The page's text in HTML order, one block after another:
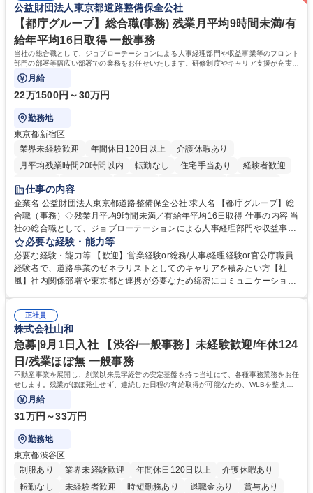
公益財団法人東京都道路整備保全公社
【都庁グループ】総合職(事務) 残業月平均9時間未満/有
給年平均16日取得 一般事務
当社の総合職として、ジョブローテーションによる人事経理部門や収益事業等のフロント
部門の部署等幅広い部署での業務をお任せいたします。研修制度やキャリア支援が充実し
ております！ ※下記業務詳細
月給
22万1500円～30万円
勤務地
東京都新宿区
業界未経験歓迎
年間休日120日以上
介護休暇あり
月平均残業時間20時間以内
転勤なし 住宅手当あり
経験者歓迎
研修あり
退職金あり
駅近5分以内
資格取得手当あり 食事補助あり
仕事の内容
企業名 公益財団法人東京都道路整備保全公社 求人名 【都庁グループ】総
合職（事務）◇残業月平均9時間未満／有給年平均16日取得 仕事の内容 当
社の総合職として、ジョブローテーションによる人事経理部門や収益事業
等のフロント部門の部署等幅広い部署での業務をお任せいたします。研修
制度やキャリア支援が充実しております！ ※下記業務詳細 【業務詳細】■
管理部門：広報、人事、経理など当公社の運営に係る管理業務 ■収益部
門：駐車場の新規開拓、管理運営、新宿駅西口広場の「イベントコーナ
道路施設や道路工事現場の見学ツアー事業 ※入社後は上記いずれかの部門
へ配属。※業務内容変更の範囲：会社の定める業務 募集職種 【都庁グル
ープ】総合職（事務）◇残業月平均9時間未満／有給年平均16日取得
必要な経験・能力等
必要な経験・能力等 【歓迎】営業経験or総務/人事/経理経験or官公庁職員
経験者で、道路事業のゼネラリストとしてのキャリアを積みたい方【社
風】社内関係部署や東京都と連携が必要なため綿密にコミュニケーション
部門など多岐に渡る業務を経験できます。 ■様々なプロジェクト：駐車場
事業の他、新宿駅西口広場内に設置された照明を兼ねた広告「ブライトサ
イン」の管理運営を行うなど、事業収益を生み出す活動を積極的に行って
います。 学歴・資格 学歴：大学院 大学 高専 短大 専修学校 高校 語学力：
資格：
正社員
株式会社山和
急募|9月1日入社 【渋谷/一般事務】未経験歓迎/年休124
日/残業ほぼ無 一般事務
不動産事業を展開し、創業以来黒字経営の安定基盤を持つ当社にて、各種事務業務をお任
せします。残業がほぼ発生せず、連続した日程の有給取得が可能なため、WLBを整えた
い方にお勧めの環境です！
月給
31万円～33万円
勤務地
東京都渋谷区
制服あり
業界未経験歓迎 年間休日120日以上
介護休暇あり
転勤なし
未経験者歓迎 時短勤務あり 退職金あり 賞与あり